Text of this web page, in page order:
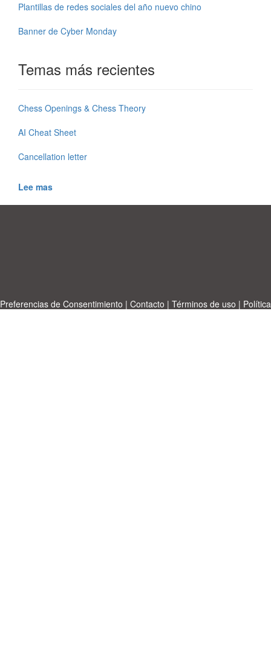
Plantillas de redes sociales del año nuevo chino
Banner de Cyber Monday
Temas más recientes
Chess Openings & Chess Theory
AI Cheat Sheet
Cancellation letter
Lee mas
Preferencias de Consentimiento | Contacto | Términos de uso | Política